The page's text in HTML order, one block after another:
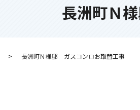
長洲町Ｎ
長洲町Ｎ様邸 ガスコンロお取替工事